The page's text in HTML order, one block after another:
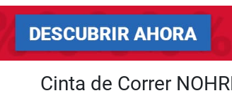
Cinta de Correr